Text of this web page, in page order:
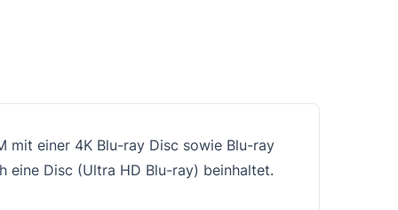
mit einer 4K Blu-ray Disc sowie Blu-ray
eine Disc (Ultra HD Blu-ray) beinhaltet.